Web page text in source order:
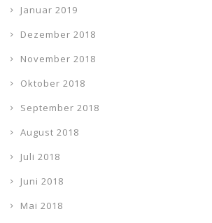
Januar 2019
Dezember 2018
November 2018
Oktober 2018
September 2018
August 2018
Juli 2018
Juni 2018
Mai 2018